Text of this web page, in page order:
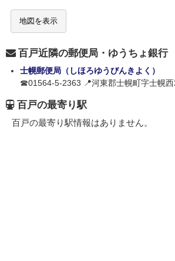
地図を表示
百戸近隣の郵便局・ゆうちょ銀行
士幌郵便局（しほろゆうびんきよく）
☎01564-5-2363 📍河東郡士幌町字士幌
百戸の最寄り駅
百戸の最寄り駅情報はありません。